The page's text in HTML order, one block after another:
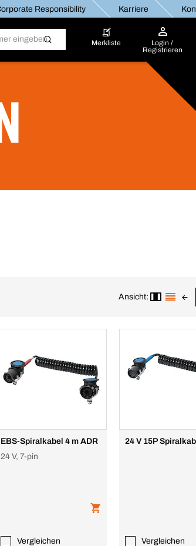
Responsibility Karriere
Merkliste
Login /
Registrieren
Ansicht:
EBS-Spiralkabel 4 m ADR
24 V, 7-pin
Vergleichen
24 V 15P
Vergleichen